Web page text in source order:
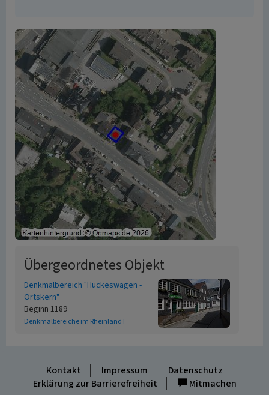
Übergeordnetes Objekt
Denkmalbereich "Hückeswagen -
Ortskern"
Beginn 1189
Denkmalbereiche im Rheinland I
Kontakt Impressum
Datenschutz
Erklärung zur Barrierefreiheit
Mitmachen